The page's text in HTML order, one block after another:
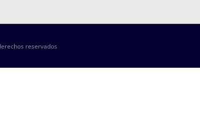
reservados